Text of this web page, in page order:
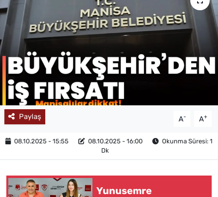
Paylaş A- A+
08.10.2025 - 15:55 08.10.2025 - 16:00
Okunma Süresi: 1
Dk
Yunusemre
MAGAZİN